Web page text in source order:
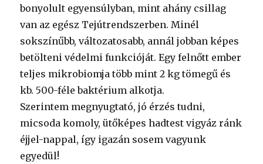
bonyolult egyensúlyban, mint ahány csillag
van az egész Tejútrendszerben. Minél
sokszínűbb, változatosabb, annál jobban képes
betölteni védelmi funkcióját. Egy felnőtt ember
teljes mikrobiomja több mint 2 kg tömegű és
kb. 500-féle baktérium alkotja.
Szerintem megnyugtató, jó érzés tudni,
micsoda komoly, ütőképes hadtest vigyáz ránk
éjjel-nappal, így igazán sosem vagyunk
egyedül!